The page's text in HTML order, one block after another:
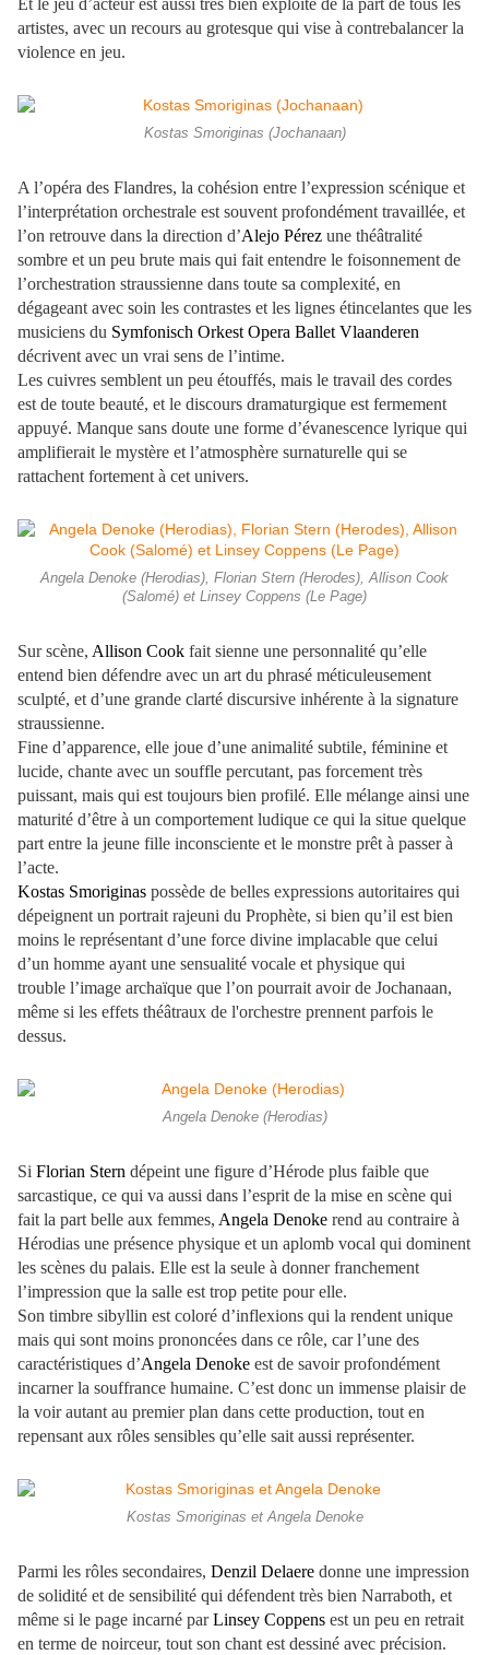
Et le jeu d’acteur est aussi très bien exploité de la part de tous les
artistes, avec un recours au grotesque qui vise à contrebalancer la
violence en jeu.
Kostas Smoriginas (Jochanaan)
A l’opéra des Flandres, la cohésion entre l’expression scénique et
l’interprétation orchestrale est souvent profondément travaillée, et
l’on retrouve dans la direction d’Alejo Pérez une théâtralité
sombre et un peu brute mais qui fait entendre le foisonnement de
l’orchestration straussienne dans toute sa complexité, en
dégageant avec soin les contrastes et les lignes étincelantes que les
musiciens du Symfonisch Orkest Opera Ballet Vlaanderen
décrivent avec un vrai sens de l’intime.
Les cuivres semblent un peu étouffés, mais le travail des cordes
est de toute beauté, et le discours dramaturgique est fermement
appuyé. Manque sans doute une forme d’évanescence lyrique qui
amplifierait le mystère et l’atmosphère surnaturelle qui se
rattachent fortement à cet univers.
Angela Denoke (Herodias), Florian Stern (Herodes), Allison Cook
(Salomé) et Linsey Coppens (Le Page)
Sur scène, Allison Cook fait sienne une personnalité qu’elle
entend bien défendre avec un art du phrasé méticuleusement
sculpté, et d’une grande clarté discursive inhérente à la signature
straussienne.
Fine d’apparence, elle joue d’une animalité subtile, féminine et
lucide, chante avec un souffle percutant, pas forcement très
puissant, mais qui est toujours bien profilé. Elle mélange ainsi une
maturité d’être à un comportement ludique ce qui la situe quelque
part entre la jeune fille inconsciente et le monstre prêt à passer à
l’acte.
Kostas Smoriginas possède de belles expressions autoritaires qui
dépeignent un portrait rajeuni du Prophète, si bien qu’il est bien
moins le représentant d’une force divine implacable que celui
d’un homme ayant une sensualité vocale et physique qui
trouble l’image archaïque que l’on pourrait avoir de Jochanaan,
même si les effets théâtraux de l'orchestre prennent parfois le
dessus.
Angela Denoke (Herodias)
Si Florian Stern dépeint une figure d’Hérode plus faible que
sarcastique, ce qui va aussi dans l’esprit de la mise en scène qui
fait la part belle aux femmes, Angela Denoke rend au contraire à
Hérodias une présence physique et un aplomb vocal qui dominent
les scènes du palais. Elle est la seule à donner franchement
l’impression que la salle est trop petite pour elle.
Son timbre sibyllin est coloré d’inflexions qui la rendent unique
mais qui sont moins prononcées dans ce rôle, car l’une des
caractéristiques d’Angela Denoke est de savoir profondément
incarner la souffrance humaine. C’est donc un immense plaisir de
la voir autant au premier plan dans cette production, tout en
repensant aux rôles sensibles qu’elle sait aussi représenter.
Kostas Smoriginas et Angela Denoke
Parmi les rôles secondaires, Denzil Delaere donne une impression
de solidité et de sensibilité qui défendent très bien Narraboth, et
même si le page incarné parLinsey Coppens est un peu en retrait
en terme de noirceur, tout son chant est dessiné avec précision.